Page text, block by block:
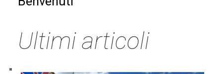
Ultimi articoli